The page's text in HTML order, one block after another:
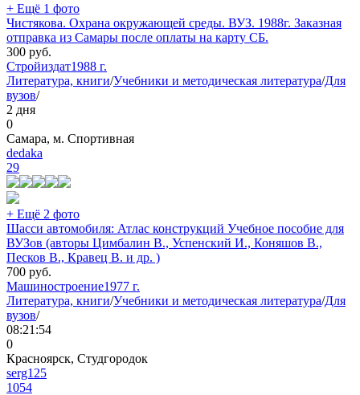
+ Ещё 1 фото
Чистякова. Охрана окружающей среды. ВУЗ. 1988г. Заказная
отправка из Самары после оплаты на карту СБ.
300 руб.
Стройиздат1988 г.
Литература, книги/Учебники и методическая литература/Для
вузов/
2 дня
0
Самара, м. Спортивная
dedaka
29
+ Ещё 2 фото
Шасси автомобиля: Атлас конструкций Учебное пособие для
ВУЗов (авторы Цимбалин В., Успенский И., Коняшов В.,
Песков В., Кравец В. и др. )
700 руб.
Машиностроение1977 г.
Литература, книги/Учебники и методическая литература/Для
вузов/
08:21:54
0
Красноярск, Студгородок
serg125
1054